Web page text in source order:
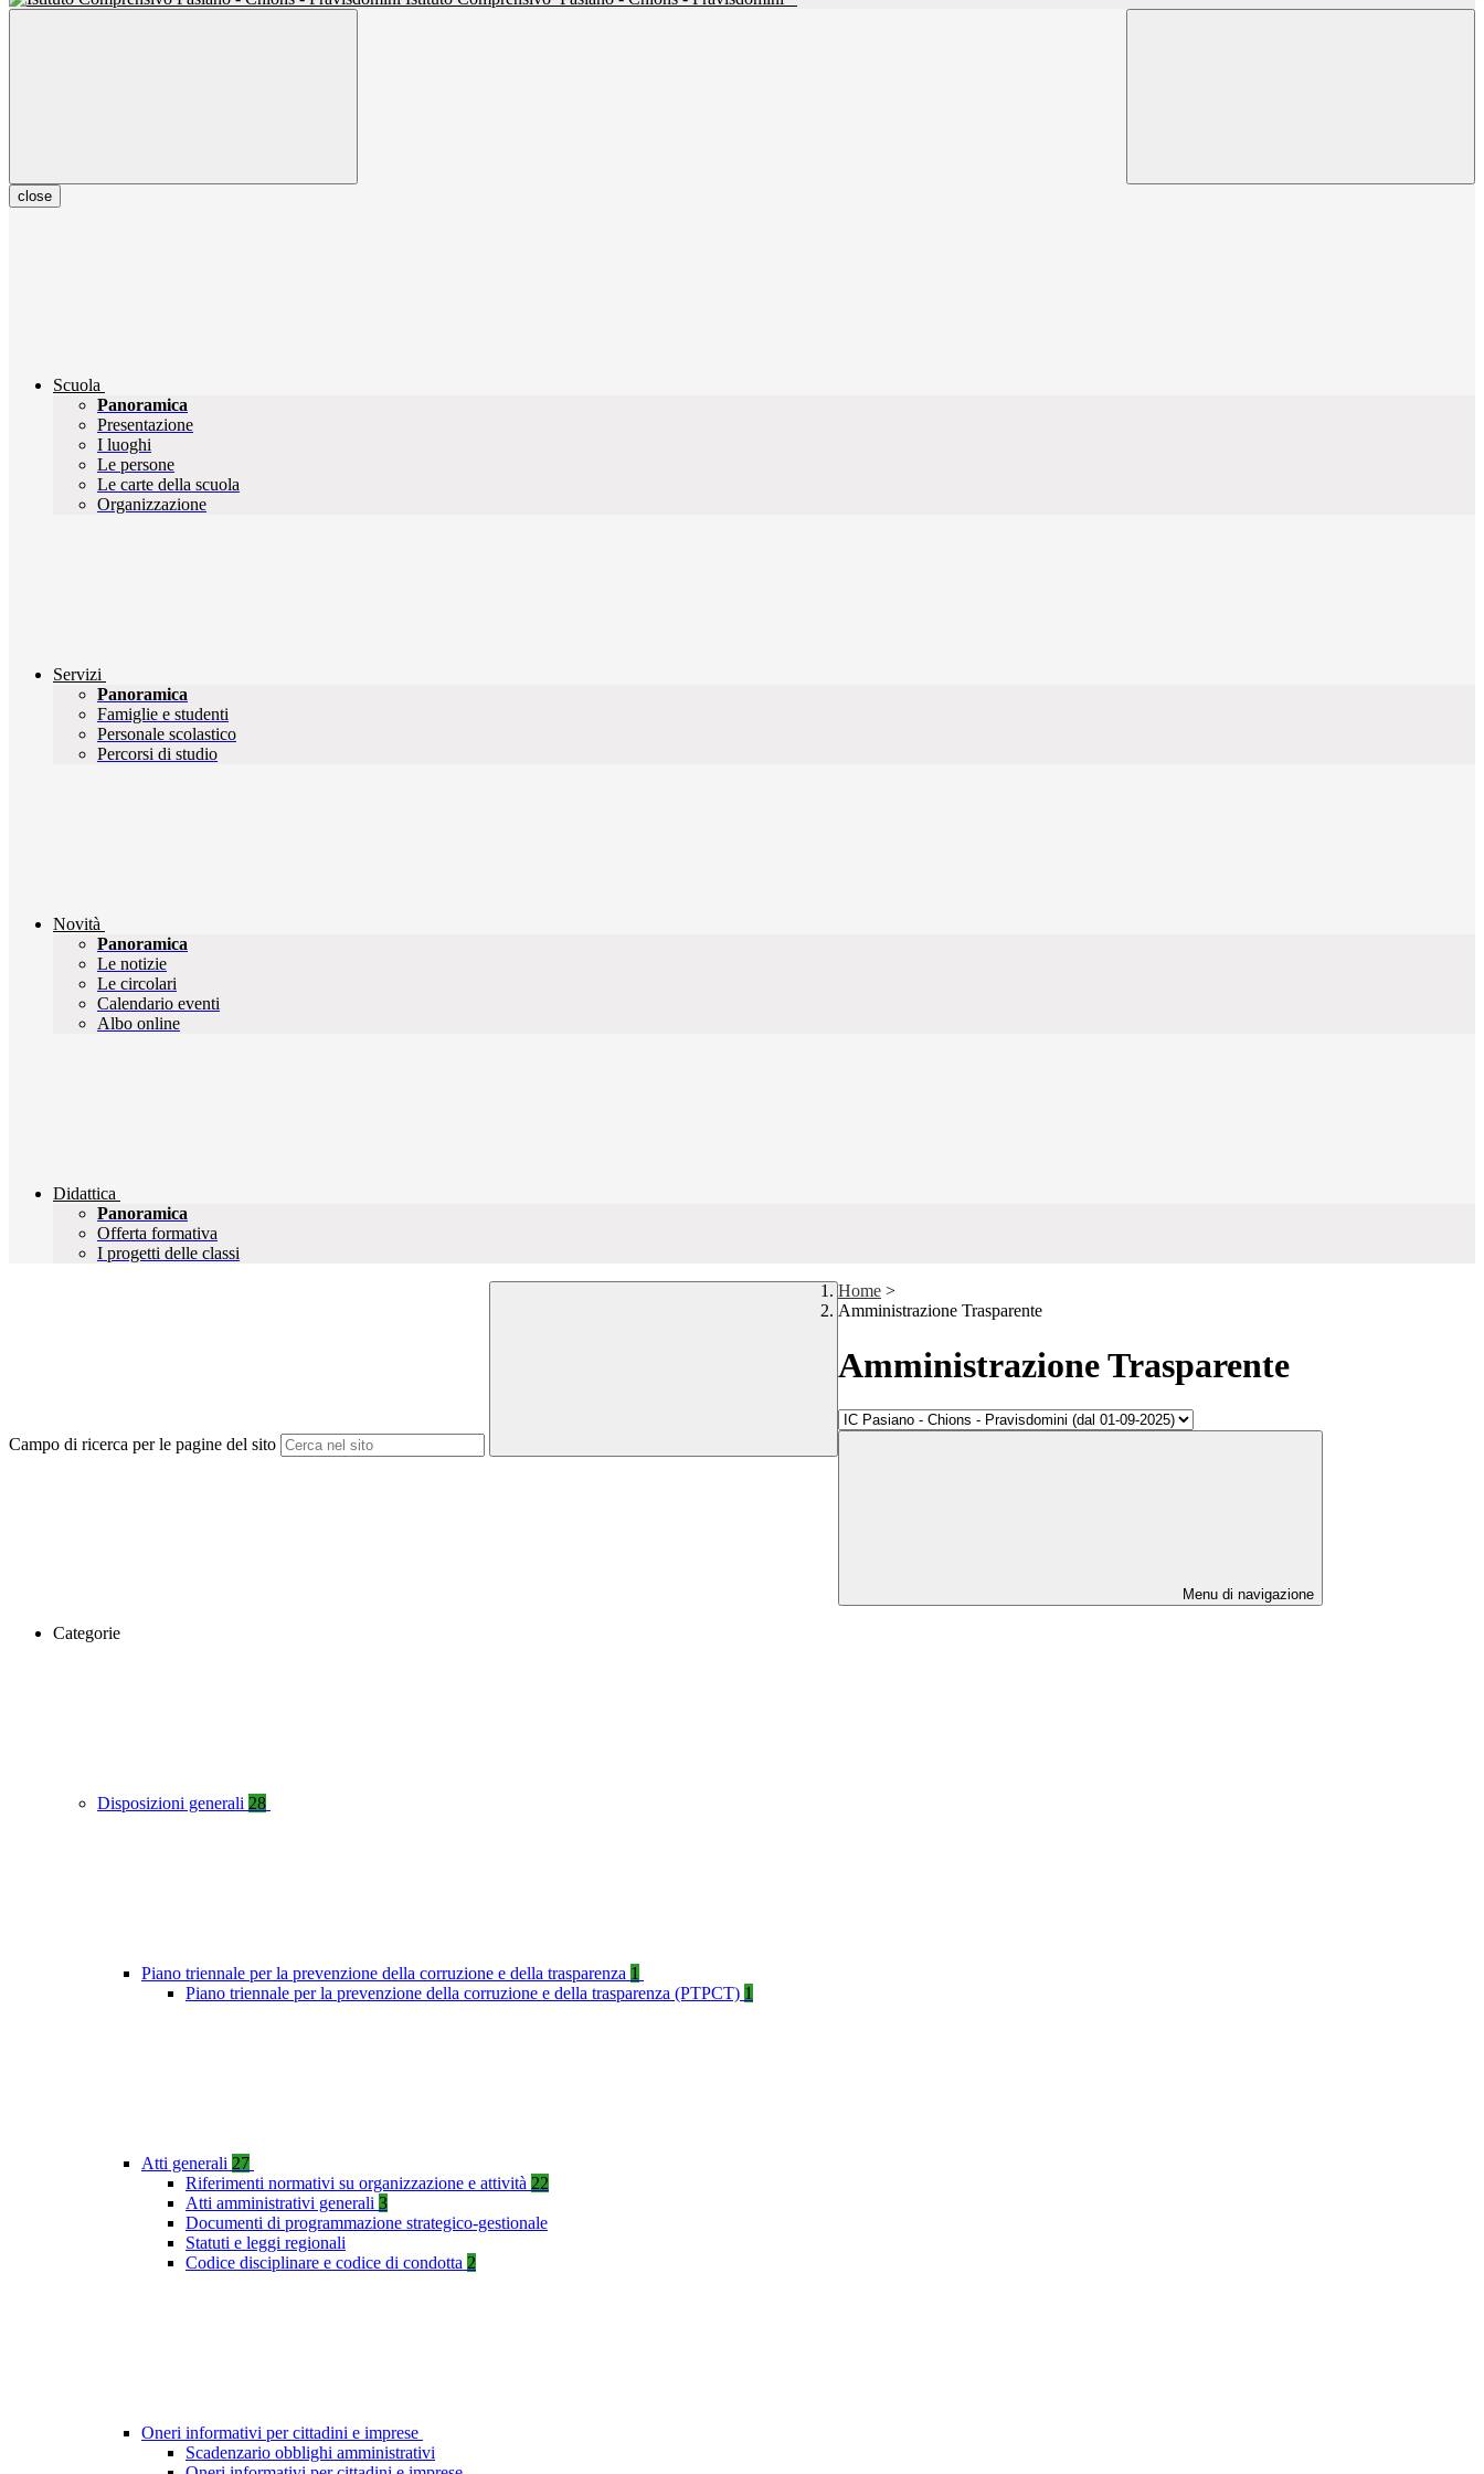
close
Scuola
Panoramica
Presentazione
I luoghi
Le persone
Le carte della scuola
Organizzazione
Servizi
Panoramica
Famiglie e studenti
Personale scolastico
Percorsi di studio
Novità
Panoramica
Le notizie
Le circolari
Calendario eventi
Albo online
Didattica
Panoramica
Offerta formativa
I progetti delle classi
Campo di ricerca per le pagine del sito
Home >
Amministrazione Trasparente
Amministrazione Trasparente
Menu di navigazione
Categorie
Disposizioni generali 28
Piano triennale per la prevenzione della corruzione e della trasparenza 1
Piano triennale per la prevenzione della corruzione e della trasparenza (PTPCT) 1
Atti generali 27
Riferimenti normativi su organizzazione e attività 22
Atti amministrativi generali 3
Documenti di programmazione strategico-gestionale
Statuti e leggi regionali
Codice disciplinare e codice di condotta 2
Oneri informativi per cittadini e imprese
Scadenzario obblighi amministrativi